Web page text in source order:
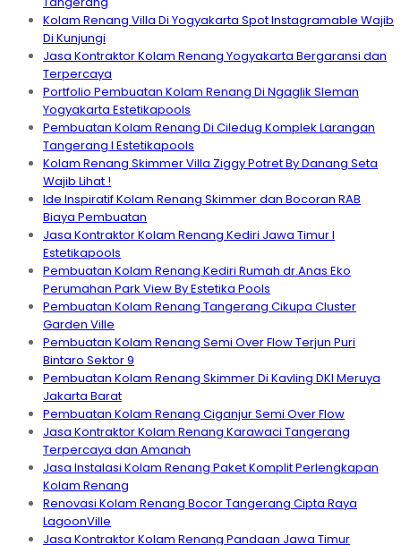
Kolam Renang Villa Di Yogyakarta Spot Instagramable Wajib
Di Kunjungi
Jasa Kontraktor Kolam Renang Yogyakarta Bergaransi dan
Terpercaya
Portfolio Pembuatan Kolam Renang Di Ngaglik Sleman
Yogyakarta Estetikapools
Pembuatan Kolam Renang Di Ciledug Komplek Larangan
Tangerang I Estetikapools
Kolam Renang Skimmer Villa Ziggy Potret By Danang Seta
Wajib Lihat !
Ide Inspiratif Kolam Renang Skimmer dan Bocoran RAB
Biaya Pembuatan
Jasa Kontraktor Kolam Renang Kediri Jawa Timur I
Estetikapools
Pembuatan Kolam Renang Kediri Rumah dr.Anas Eko
Perumahan Park View By Estetika Pools
Pembuatan Kolam Renang Tangerang Cikupa Cluster
Garden Ville
Pembuatan Kolam Renang Semi Over Flow Terjun Puri
Bintaro Sektor 9
Pembuatan Kolam Renang Skimmer Di Kavling DKI Meruya
Jakarta Barat
Pembuatan Kolam Renang Ciganjur Semi Over Flow
Jasa Kontraktor Kolam Renang Karawaci Tangerang
Terpercaya dan Amanah
Jasa Instalasi Kolam Renang Paket Komplit Perlengkapan
Kolam Renang
Renovasi Kolam Renang Bocor Tangerang Cipta Raya
LagoonVille
Jasa Kontraktor Kolam Renang Pandaan Jawa Timur